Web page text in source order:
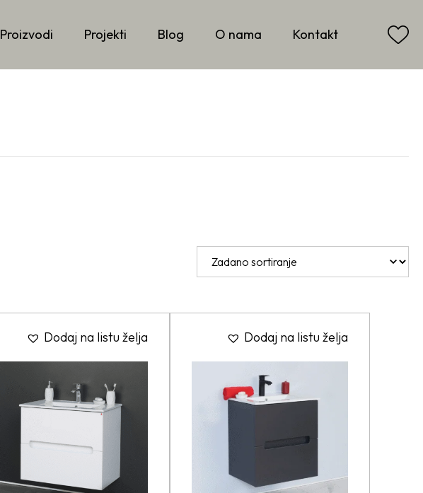
Proizvodi Projekti Blog O nama Kontakt
Dodaj na listu želja Dodaj na listu želja